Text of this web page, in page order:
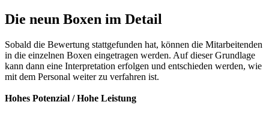
Die neun Boxen im Detail
Sobald die Bewertung stattgefunden hat, können die Mitarbeitenden
in die einzelnen Boxen eingetragen werden. Auf dieser Grundlage
kann dann eine Interpretation erfolgen und entschieden werden, wie
mit dem Personal weiter zu verfahren ist.
Hohes Potenzial / Hohe Leistung